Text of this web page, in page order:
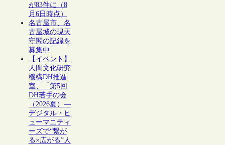
が83件に（8
月6日時点）
名古屋市、名
古屋城の現天
守閣の記録を
募集中
【イベント】
人間文化研究
機構DH推進
室、「第5回
DH若手の会
（2026夏）―
デジタル・ヒ
ューマニティ
ーズで“繋が
る×広がる”人